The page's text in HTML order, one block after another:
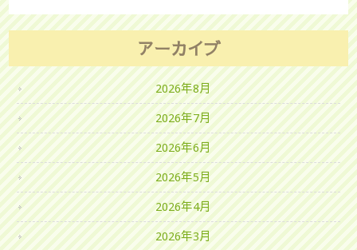
アーカイブ
2026年8月
2026年7月
2026年6月
2026年5月
2026年4月
2026年3月